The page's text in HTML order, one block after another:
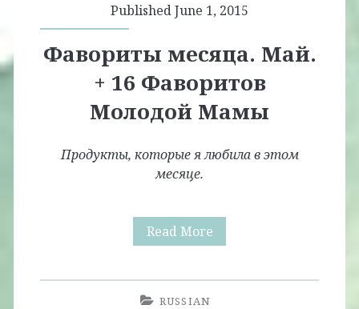
Published June 1, 2015
Фавориты месяца. Май.
+ 16 Фаворитов
Молодой Мамы
Продукты, которые я любила в этом
месяце.
Read MoreФавориты
RUSSIAN